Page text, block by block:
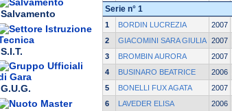
Salvamento
S.I.T.
G.U.G.
Serie n° 1
1 BORDIN LUCREZIA 2007
2
GIACOMINI SARA GIULIA 2007
3
BROMBIN AURORA 2007
4
BUSINARO BEATRICE 2006
5
BONELLI FUX AGATA 2007
6
LAVEDER ELISA 2006